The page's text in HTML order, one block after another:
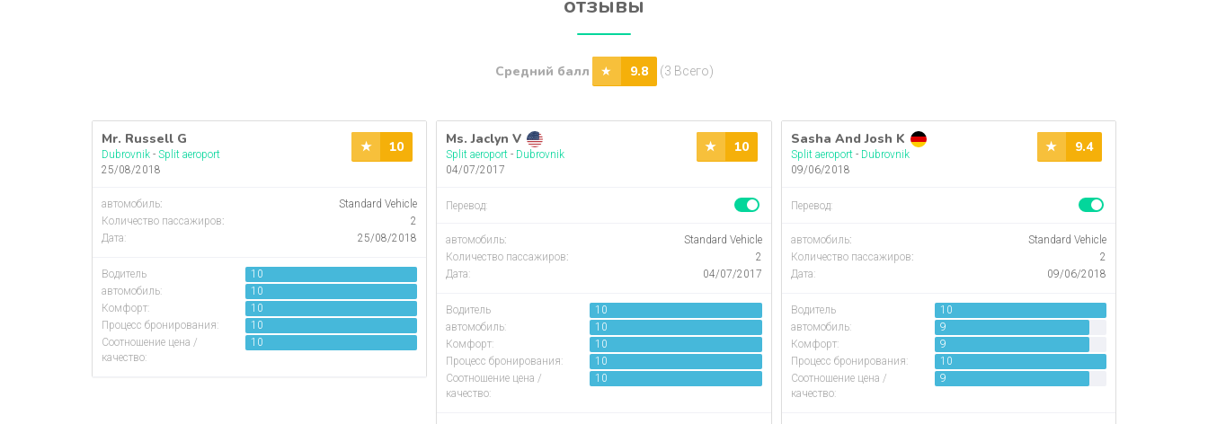
Средний балл 9.8 (3 Всего)
Mr. Russell G
Dubrovnik - Split aeroport
25/08/2018
автомобиль:
Standard Vehicle
Количество пассажиров:
2
Дата:
25/08/2018
Водитель
10
автомобиль:
10
Комфорт:
10
Процесс бронирования:
10
Соотношение цена /
качество:
10
10 Ms. Jaclyn V
Split aeroport - Dubrovnik
04/07/2017
Перевод:
автомобиль:
Standard Vehicle
Количество пассажиров:
2
Дата:
04/07/2017
Водитель
10
автомобиль:
10
Комфорт:
10
Процесс бронирования:
10
Соотношение цена /
качество:
10
10 Sasha And Josh K
Split aeroport- Dubrovnik
09/06/2018
Перевод:
автомобиль:
Standard Vehicle
Количество пассажиров:
2
Дата:
09/06/2018
Водитель
10
автомобиль:
9
Комфорт:
9
Процесс бронирования:
10
Соотношение цена /
качество:
9
9.4